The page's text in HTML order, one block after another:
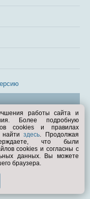
работы сайта и
Более подробную
cookies и правилах
найтиздесь. Продолжая
что были
cookies и согласны с
данных. Вы можете
браузера.